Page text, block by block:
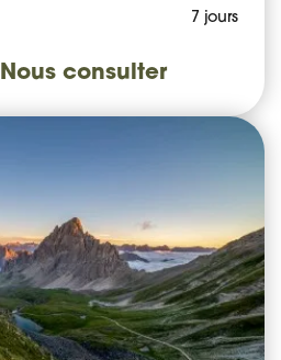
7 jours
Nous consulter